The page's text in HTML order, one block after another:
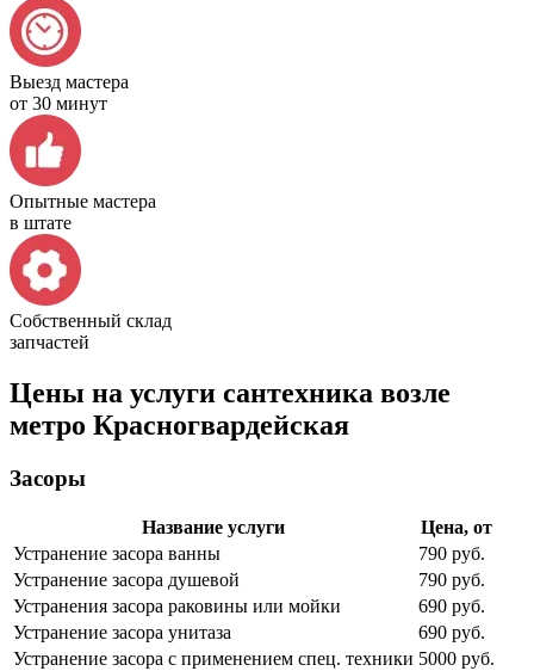
Выезд мастера
от 30 минут
Опытные мастера
в штате
Собственный склад
запчастей
Цены на услуги сантехника возле
метро Красногвардейская
Засоры
Название услуги
Цена, от
Устранение засора ванны
790 руб.
Устранение засора душевой
790 руб.
Устранения засора раковины или мойки
690 руб.
Устранение засора унитаза
690 руб.
Устранение засора с применением спец. техники 5000 руб.